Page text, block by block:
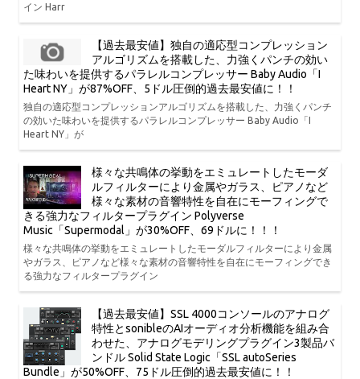
イン Harr
【過去最安値】独自の適応型コンプレッション
アルゴリズムを搭載した、力強くパンチの効い
た味わいを提供するパラレルコンプレッサー Baby Audio「I
Heart NY」が87%OFF、5ドル圧倒的過去最安値に！！
独自の適応型コンプレッションアルゴリズムを搭載した、力強くパンチ
の効いた味わいを提供するパラレルコンプレッサー Baby Audio「I
Heart NY」が
様々な共鳴体の挙動をエミュレートしたモーダ
ルフィルターにより金属やガラス、ピアノなど
様々な素材の音響特性を自在にモーフィングで
きる強力なフィルタープラグイン Polyverse
Music「Supermodal」が30%OFF、69ドルに！！！
様々な共鳴体の挙動をエミュレートしたモーダルフィルターにより金属
やガラス、ピアノなど様々な素材の音響特性を自在にモーフィングでき
る強力なフィルタープラグイン
【過去最安値】SSL 4000コンソールのアナログ
特性とsonibleのAIオーディオ分析機能を組み合
わせた、アナログモデリングプラグイン3製品バ
ンドル Solid State Logic「SSL autoSeries
Bundle」が50%OFF、75ドル圧倒的過去最安値に！！